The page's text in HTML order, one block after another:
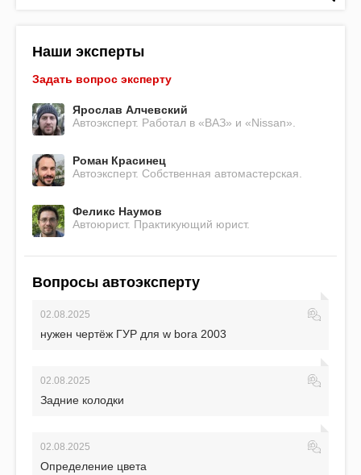
Наши эксперты
Задать вопрос эксперту
Ярослав Алчевский
Автоэксперт. Работал в «ВАЗ» и «Nissan».
Роман Красинец
Автоэксперт. Собственная автомастерская.
Феликс Наумов
Автоюрист. Практикующий юрист.
Вопросы автоэксперту
02.08.2025
нужен чертёж ГУР для w bora 2003
02.08.2025
Задние колодки
02.08.2025
Определение цвета